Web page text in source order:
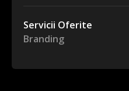
Servicii Oferite
Branding